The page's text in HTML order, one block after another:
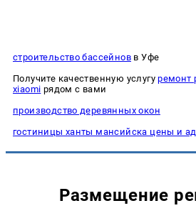
строительство бассейновв Уфе
Получите качественную услугуремонт
xiaomi рядом с вами
производство деревянных окон
гостиницы ханты мансийска цены и
Размещение